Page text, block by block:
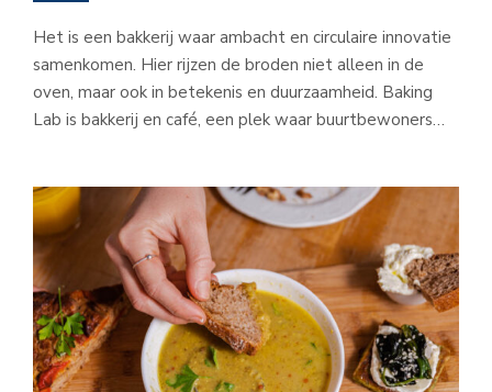
Het is een bakkerij waar ambacht en circulaire innovatie
samenkomen. Hier rijzen de broden niet alleen in de
oven, maar ook in betekenis en duurzaamheid. Baking
Lab is bakkerij en café, een plek waar buurtbewoners…